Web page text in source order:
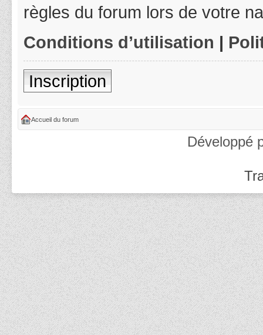
règles du forum lors de votre
Conditions d’utilisation |
Inscription
Accueil du forum
Développé